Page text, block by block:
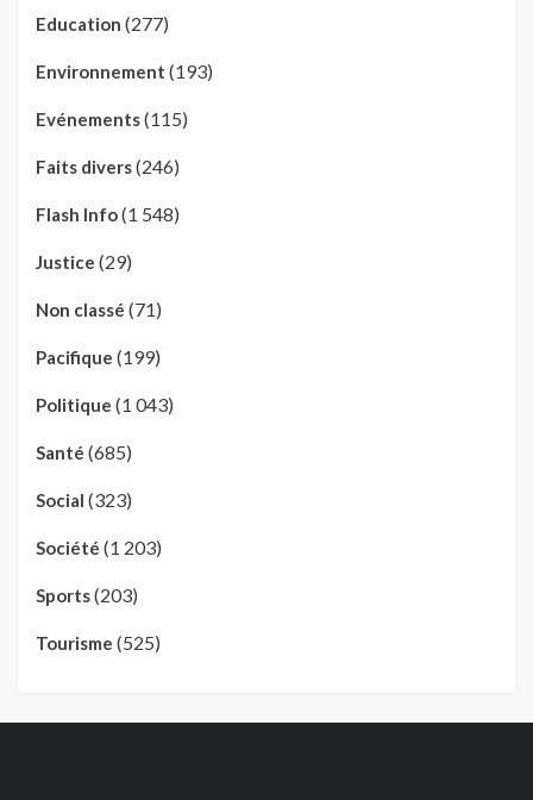
Education (277)
Environnement (193)
Evénements(115)
Faits divers(246)
Flash Info(1 548)
Justice (29)
Non classé (71)
Pacifique (199)
Politique (1 043)
Santé (685)
Social (323)
Société (1 203)
Sports(203)
Tourisme (525)